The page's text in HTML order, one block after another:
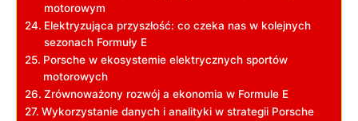
motorowym
Elektryzująca przyszłość: co czeka nas w kolejnych
sezonach Formuły E
Porsche w ekosystemie elektrycznych sportów
motorowych
Zrównoważony rozwój a ekonomia w Formule E
Wykorzystanie danych i analityki w strategii Porsche